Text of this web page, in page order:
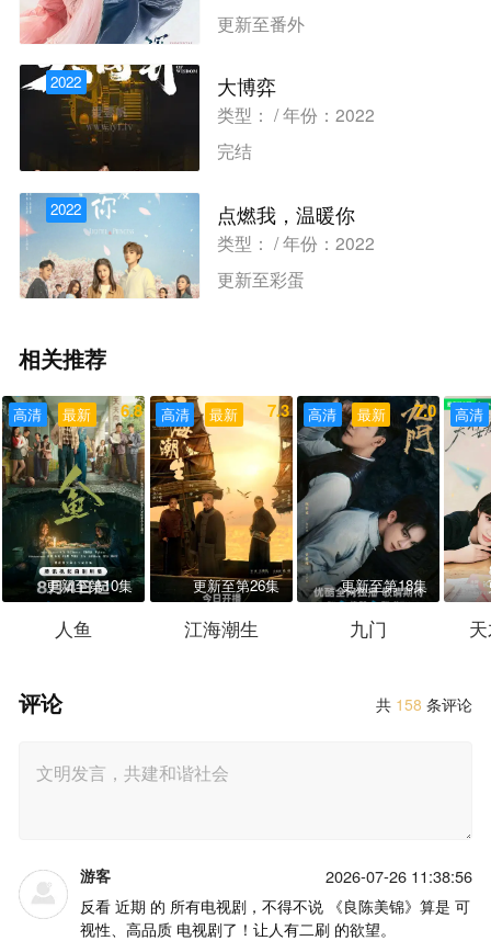
更新至番外
2022 大博弈
类型： / 年份：2022
完结
2022 点燃我，温暖你
类型： / 年份：2022
更新至彩蛋
相关推荐
最新
高清 6.8
更新至第10集
人鱼
最新
高清 7.3
更新至第26集
江海潮生
最新
高清 7.0
更新至第18集
九门
高清
共 158 条评论
评论
游客 2026-07-26 11:38:56
反看 近期 的 所有电视剧，不得不说 《良陈美锦》算是 可
视性、高品质 电视剧了！让人有二刷 的欲望。